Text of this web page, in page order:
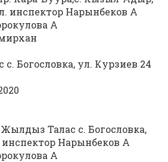
инспектор Нарынбеков А
А
Богословка, ул. Курзиев 24
Талас с. Богословка,
инспектор Нарынбеков А
А